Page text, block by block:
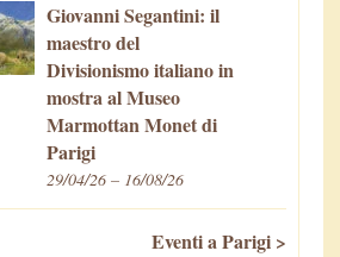
Giovanni Segantini: il
maestro del
Divisionismo italiano in
mostra al Museo
Marmottan Monet di
Parigi
29/04/26 – 16/08/26
Eventi a Parigi >